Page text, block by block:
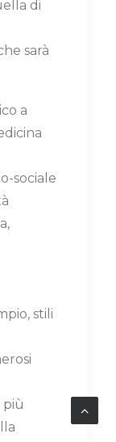
di
sarà
a
sociale
stili
più